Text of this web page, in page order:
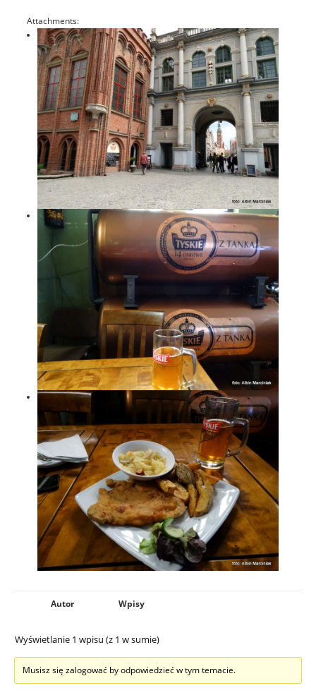
Attachments:
Autor Wpisy
Wyświetlanie 1 wpisu (z 1 w sumie)
Musisz się zalogować by odpowiedzieć w tym temacie.